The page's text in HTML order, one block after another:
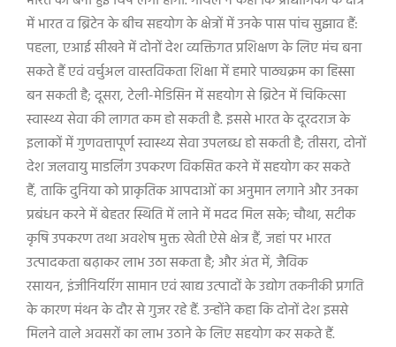
में भारत व ब्रिटेन के बीच सहयोग के क्षेत्रों में उनके पास पांच सुझाव हैं:
पहला,एआई सीखने में दोनों देश व्यक्तिगत प्रशिक्षण के लिए मंच बना
सकते हैं एवं वर्चुअल वास्तविकता शिक्षा में हमारे पाठ्यक्रम का हिस्सा
बन सकती है;दूसरा,टेली-मेडिसिन में सहयोग से ब्रिटेन में चिकित्सा
स्वास्थ्य सेवा की लागत कम हो सकती है. इससे भारत के दूरदराज के
इलाकों में गुणवत्तापूर्ण स्वास्थ्य सेवा उपलब्ध हो सकती है;तीसरा,दोनों
देश जलवायु माडलिंग उपकरण विकसित करने में सहयोग कर सकते
हैं,ताकि दुनिया को प्राकृतिक आपदाओं का अनुमान लगाने और उनका
प्रबंधन करने में बेहतर स्थिति में लाने में मदद मिल सके;चौथा,सटीक
कृषि उपकरण तथा अवशेष मुक्त खेती ऐसे क्षेत्र हैं,जहां पर भारत
उत्पादकता बढ़ाकर लाभ उठा सकता है;और अंत में,जैविक
रसायन,इंजीनियरिंग सामान एवं खाद्य उत्पादों के उद्योग तकनीकी प्रगति
के कारण मंथन के दौर से गुजर रहे हैं. उन्होंने कहा कि दोनों देश इससे
मिलने वाले अवसरों का लाभ उठाने के लिए सहयोग कर सकते हैं.